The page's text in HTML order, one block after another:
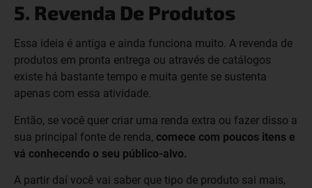
5. Revenda De Produtos
Essa ideia é antiga e ainda funciona muito. A revenda de
produtos em pronta entrega ou através de catálogos
existe há bastante tempo e muita gente se sustenta
apenas com essa atividade.
Então, se você quer criar uma renda extra ou fazer disso a
sua principal fonte de renda, comece com poucos itens e
vá conhecendo o seu público-alvo.
A partir daí você vai saber que tipo de produto sai mais,